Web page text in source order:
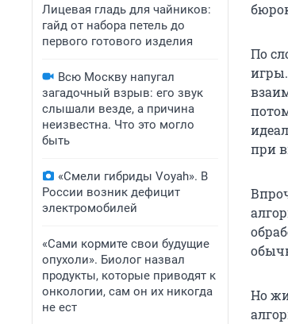
Лицевая гладь для чайников:
гайд от набора петель до
первого готового изделия
Всю Москву напугал
загадочный взрыв: его звук
слышали везде, а причина
неизвестна. Что это могло
быть
«Смели гибриды Voyah». В
России возник дефицит
электромобилей
«Сами кормите свои будущие
опухоли». Биолог назвал
продукты, которые приводят к
онкологии, сам он их никогда
не ест
По
при
Но